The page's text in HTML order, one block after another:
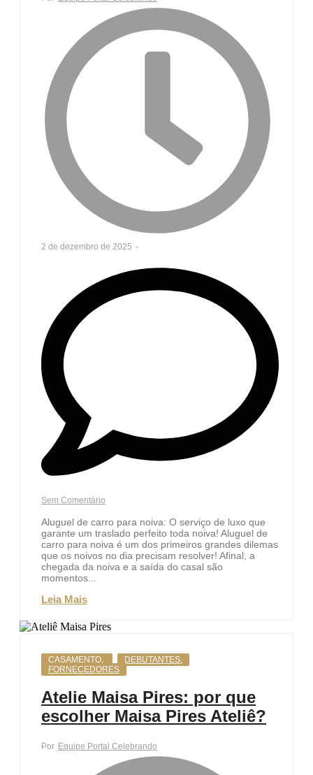
2 de dezembro de 2025 -
Sem Comentário
Aluguel de carro para noiva: O serviço de luxo que
garante um traslado perfeito toda noiva! Aluguel de
carro para noiva é um dos primeiros grandes dilemas
que os noivos no dia precisam resolver! Afinal, a
chegada da noiva e a saída do casal são
momentos...
Leia Mais
CASAMENTO, DEBUTANTES,
FORNECEDORES
Atelie Maisa Pires: por que
escolher Maisa Pires Ateliê?
Por Equipe Portal Celebrando